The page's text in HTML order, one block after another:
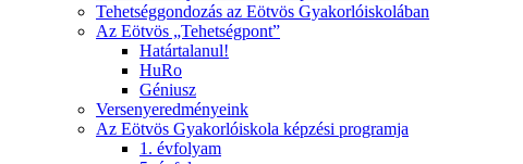
Tehetséggondozás az Eötvös Gyakorlóiskolában
Az Eötvös „Tehetségpont”
Határtalanul!
HuRo
Géniusz
Versenyeredményeink
Az Eötvös Gyakorlóiskola képzési programja
1. évfolyam